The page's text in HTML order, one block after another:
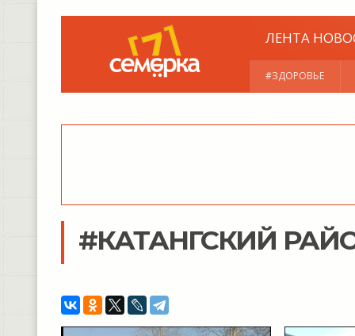
ЛЕНТА
#ЗДОРОВЬЕ
#КАТАНГСКИЙ